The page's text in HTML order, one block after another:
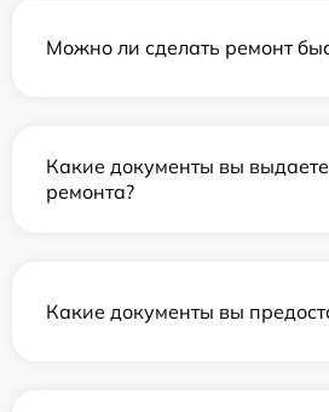
Можно ли сделать ремонт
Какие документы вы
ремонта?
Какие документы вы